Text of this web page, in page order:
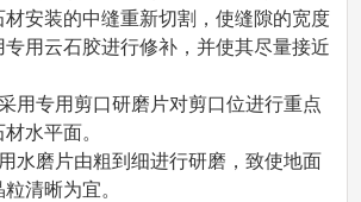
安装的中缝重新切割，使缝隙的宽度
用云石胶进行修补，并使其尽量接近
用专用剪口研磨片对剪口位进行重点
水平面。
水磨片由粗到细进行研磨，致使地面
清晰为宜。